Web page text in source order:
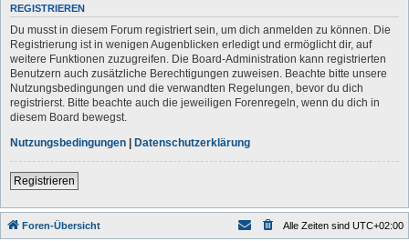
REGISTRIEREN
Du musst in diesem Forum registriert sein, um dich anmelden zu können. Die
Registrierung ist in wenigen Augenblicken erledigt und ermöglicht dir, auf
weitere Funktionen zuzugreifen. Die Board-Administration kann registrierten
Benutzern auch zusätzliche Berechtigungen zuweisen. Beachte bitte unsere
Nutzungsbedingungen und die verwandten Regelungen, bevor du dich
registrierst. Bitte beachte auch die jeweiligen Forenregeln, wenn du dich in
diesem Board bewegst.
Nutzungsbedingungen | Datenschutzerklärung
Registrieren
Foren-Übersicht Alle Zeiten sind UTC+02:00